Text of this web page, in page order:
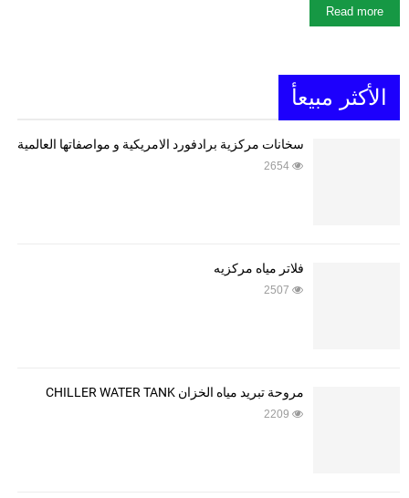
Read more
الأكثر مبيعأ
سخانات مركزية برادفورد الامريكية و مواصفاتها العالمية
2654
فلاتر مياه مركزيه
2507
مروحة تبريد مياه الخزان CHILLER WATER TANK
2209